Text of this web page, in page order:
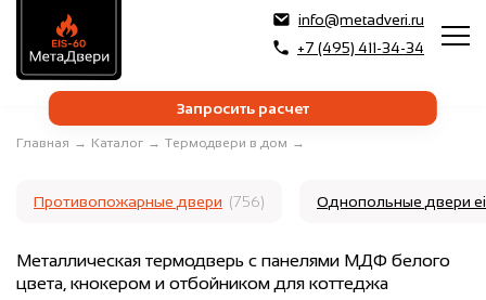
info@metadveri.ru
+7 (495) 411-34-34
Запросить расчет
Главная → Каталог → Термодвери в дом →
Противопожарные двери (756) Однопольные двери
Металлическая термодверь с панелями МДФ белого
цвета, кнокером и отбойником для коттеджа